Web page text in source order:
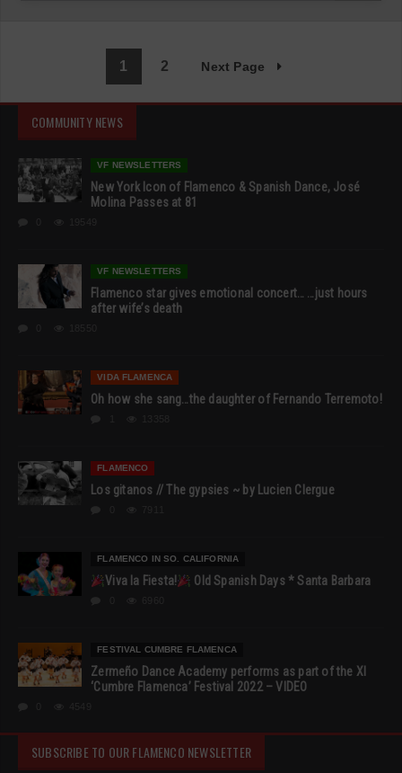
1 2 Next Page
COMMUNITY NEWS
VF NEWSLETTERS
New York Icon of Flamenco & Spanish Dance, José
Molina Passes at 81
VF NEWSLETTERS
Flamenco star gives emotional concert… …just hours
after wife’s death
VIDA FLAMENCA
Oh how she sang…the daughter of Fernando Terremoto!
FLAMENCO
Los gitanos // The gypsies ~ by Lucien Clergue
FLAMENCO IN SO. CALIFORNIA
Viva la Fiesta! Old Spanish Days * Santa Barbara
FESTIVAL CUMBRE FLAMENCA
Zermeño Dance Academy performs as part of the XI
‘Cumbre Flamenca’ Festival 2022 – VIDEO
SUBSCRIBE TO OUR FLAMENCO NEWSLETTER